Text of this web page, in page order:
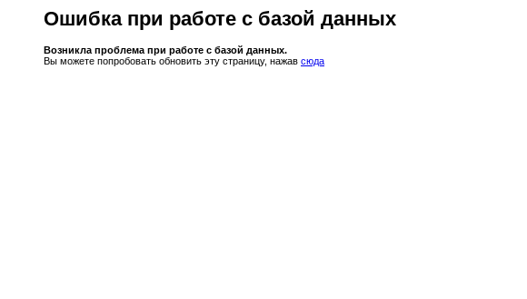
Ошибка при работе с базой данных
Возникла проблема при работе с базой данных.
Вы можете попробовать обновить эту страницу, нажав сюда